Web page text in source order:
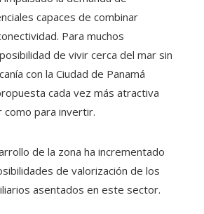
capaces de combinar
Para muchos
de vivir cerca del mar sin
con la Ciudad de Panamá
cada vez más atractiva
para invertir.
de la zona ha incrementado
de valorización de los
asentados en este sector.